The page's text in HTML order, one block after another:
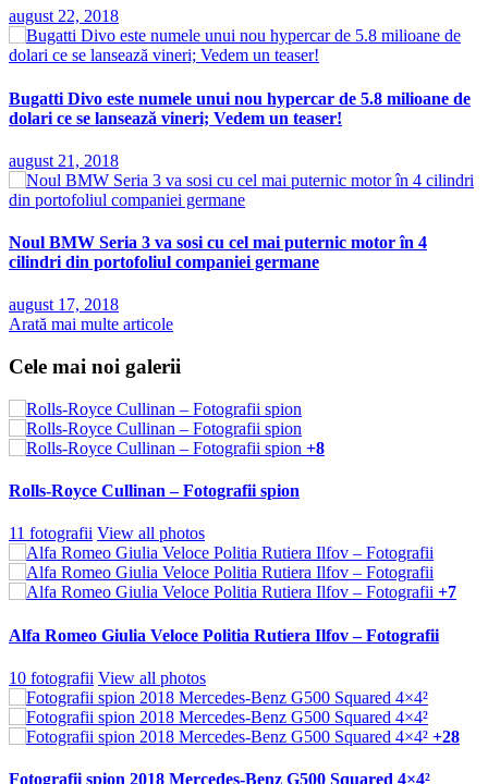
august 22, 2018
Bugatti Divo este numele unui nou hypercar de 5.8 milioane de
dolari ce se lansează vineri; Vedem un teaser!
august 21, 2018
Noul BMW Seria 3 va sosi cu cel mai puternic motor în 4
cilindri din portofoliul companiei germane
august 17, 2018
Arată mai multe articole
Cele mai noi galerii
+8
Rolls-Royce Cullinan – Fotografii spion
11 fotografii View all photos
+7
Alfa Romeo Giulia Veloce Politia Rutiera Ilfov – Fotografii
10 fotografii View all photos
+28
Fotografii spion 2018 Mercedes-Benz G500 Squared 4×4²